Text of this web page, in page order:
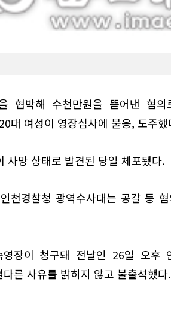
협박해 수천만원을 뜯어낸 혐
대 여성이 영장심사에 불응, 도주
사망 상태로 발견된 당일 체포됐다.
천경찰청 광역수사대는 공갈 등
장이 청구돼 전날인 26일 오후
른 사유를 밝히지 않고 불출석했다.